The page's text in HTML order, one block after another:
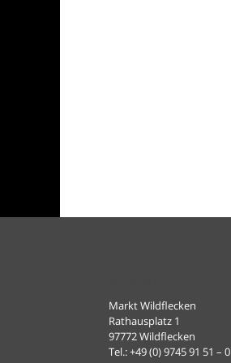
Markt Wildflecken
Rathausplatz 1
97772 Wildflecken
Tel.: +49 (0) 9745 91 51 – 0